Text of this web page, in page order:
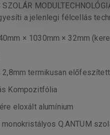
a jelenlegi félcellás
× 1030mm × 32mm
2,8mm termikusan
Kompozitfólia
eloxált alumínium
monokristályos Q.ANTUM